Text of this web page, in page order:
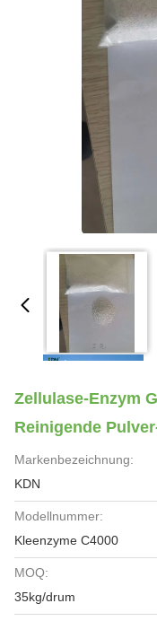
Zellulase-Enzym
Reinigende
Markenbezeichnung:
KDN
Modellnummer:
Kleenzyme C4000
MOQ:
35kg/drum